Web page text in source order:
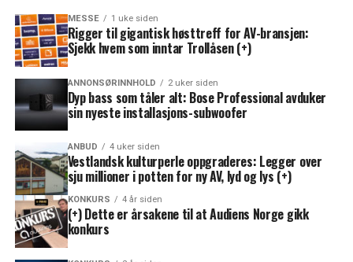
MESSE 1 uke siden
Rigger til gigantisk høsttreff for AV-bransjen:
Sjekk hvem som inntar Trollåsen (+)
ANNONSØRINNHOLD 2 uker siden
Dyp bass som tåler alt: Bose Professional avduker
sin nyeste installasjons-subwoofer
ANBUD 4 uker siden
Vestlandsk kulturperle oppgraderes: Legger over
sju millioner i potten for ny AV, lyd og lys (+)
KONKURS 4 år siden
(+) Dette er årsakene til at Audiens Norge gikk
konkurs